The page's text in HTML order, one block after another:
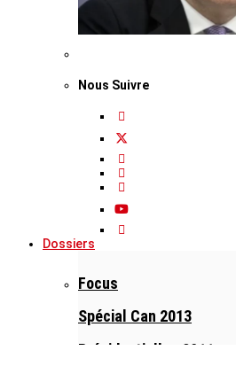
Nous Suivre
Dossiers
Focus
Spécial Can 2013
Présidentielles 2011